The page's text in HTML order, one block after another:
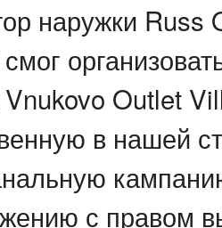
наружки Russ
Outlet
в нашей
с правом